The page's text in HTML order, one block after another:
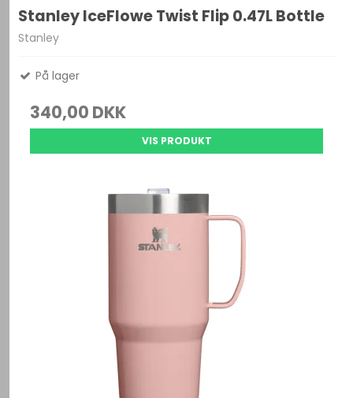
Stanley IceFlowe Twist Flip 0.47L Bottle
Stanley
På lager
340,00 DKK
VIS PRODUKT